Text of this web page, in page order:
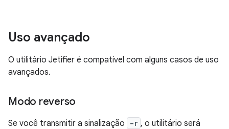
Uso avançado
O utilitário Jetifier é compatível com alguns casos de uso
avançados.
Modo reverso
Se você transmitir a sinalização -r , o utilitário será